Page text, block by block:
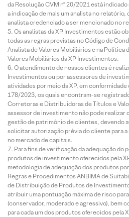
da Resolução CVM nº 20/2021 está
a indicação de mais um analista no
analista credenciado a ser mencionado no
Os analistas da XP Investimentos estão
todas as regras previstas no Código de
Analista de Valores Mobiliários e na Política
Valores Mobiliários da XP Investimentos.
O atendimento de nossos clientes é
Investimentos ou por assessores de
atividades por meio da XP, em conformidade
178/2023, os quais encontram-se
Corretoras e Distribuidoras de Títulos e
assessor de investimento não pode realizar
gestão de patrimônio de clientes, devendo
solicitar autorização prévia do cliente para
no mercado de capitais.
Para fins de verificação da adequação do
produtos de investimento oferecidos pela
metodologia de adequação dos produtos
Regras e Procedimentos ANBIMA de
de Distribuição de Produtos de
atribuir uma pontuação máxima de risco
(conservador, moderado e agressivo), bem
para cada um dos produtos oferecidos pela